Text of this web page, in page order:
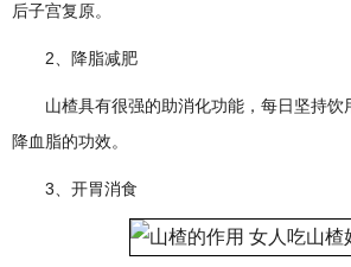
后子宫复原。
2、降脂减肥
山楂具有很强的助消化功能，每日坚持饮
降血脂的功效。
3、开胃消食